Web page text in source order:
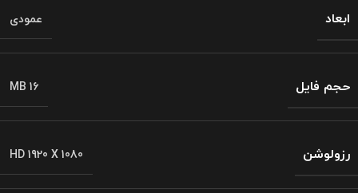
ابعاد عمودی
حجم فایل 16 MB
رزولوشن HD 1920 X 1080